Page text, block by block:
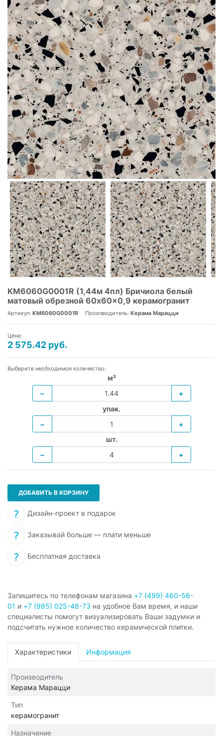
KM6060G0001R (1,44м 4пл) Бричиола белый
матовый обрезной 60x60x0,9 керамогранит
Артикул: KM6060G0001R Производитель: Керама Марацци
Цена:
2 575.42 руб.
Выберите необходимое количество:
м²
−
+
упак.
−
+
шт.
−
+
ДОБАВИТЬ В КОРЗИНУ
Дизайн-проект в подарок
Заказывай больше — плати меньше
Бесплатная доставка
Запишитесь по телефонам магазина +7 (499) 460-56-
01 и +7 (985) 025-48-73 на удобное Вам время, и наши
специалисты помогут визуализировать Ваши задумки и
подсчитать нужное количество керамической плитки.
Характеристики Информация
Производитель
Керама Марацци
Тип
керамогранит
Назначение